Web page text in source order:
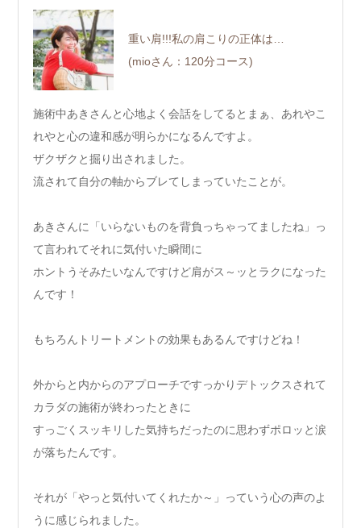
重い肩!!!私の肩こりの正体は…
(mioさん：120分コース)
施術中あきさんと心地よく会話をしてるとまぁ、あれやこ
れやと心の違和感が明らかになるんですよ。
ザクザクと掘り出されました。
流されて自分の軸からブレてしまっていたことが。
あきさんに「いらないものを背負っちゃってましたね」っ
て言われてそれに気付いた瞬間に
ホントうそみたいなんですけど肩がス～ッとラクになった
んです！
もちろんトリートメントの効果もあるんですけどね！
外からと内からのアプローチですっかりデトックスされて
カラダの施術が終わったときに
すっごくスッキリした気持ちだったのに思わずポロッと涙
が落ちたんです。
それが「やっと気付いてくれたか～」っていう心の声のよ
うに感じられました。